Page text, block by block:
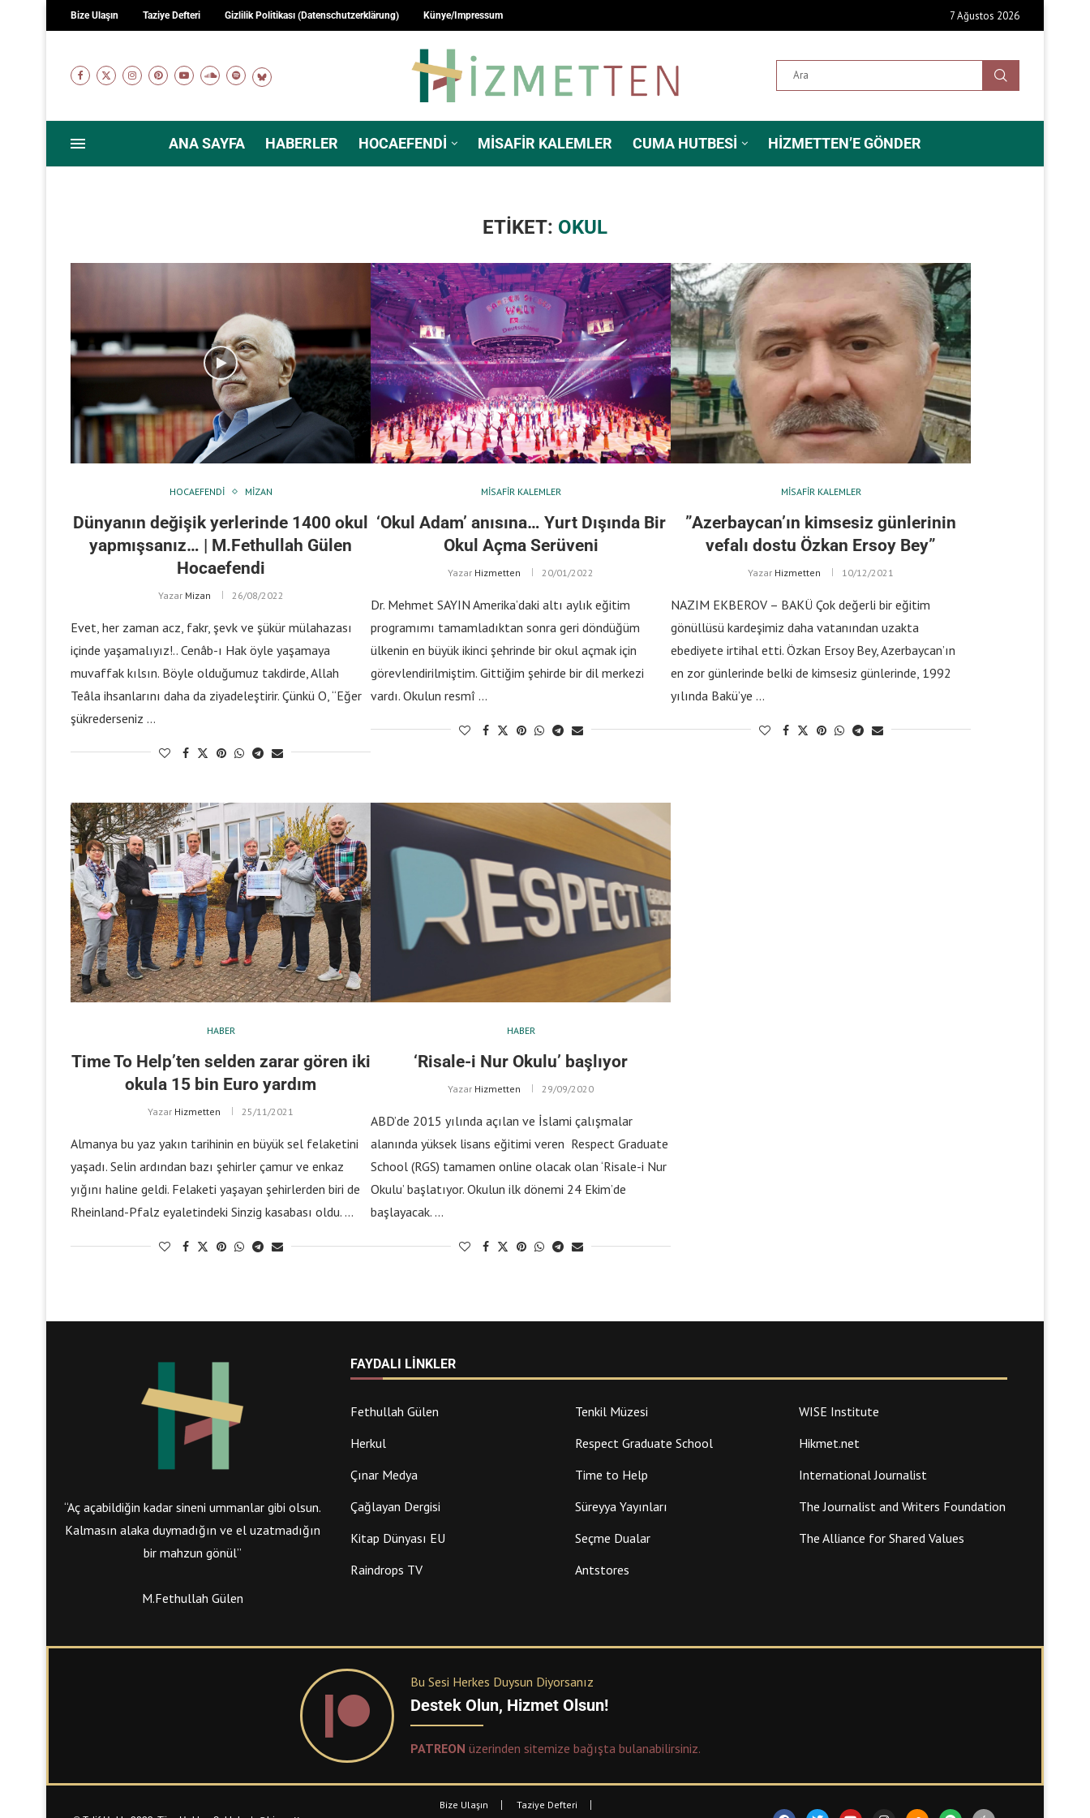
Bize Ulaşın Taziye Defteri Gizlilik Politikası (Datenschutzerklärung) Künye/Impressum 7 Ağustos 2026
ANA SAYFA HABERLER HOCAEFENDI MISAFIR KALEMLER CUMA HUTBESI HIZMETTEN’E GÖNDER
ETIKET: OKUL
HOCAEFENDI MIZAN
Dünyanın değişik yerlerinde 1400 okul
yapmışsanız… | M.Fethullah Gülen
Hocaefendi
Yazar Mizan 26/08/2022
Evet, her zaman acz, fakr, şevk ve şükür mülahazası
içinde yaşamalıyız!.. Cenâb-ı Hak öyle yaşamaya
muvaffak kılsın. Böyle olduğumuz takdirde, Allah
Teâla ihsanlarını daha da ziyadeleştirir. Çünkü O, “Eğer
şükrederseniz …
MISAFIR KALEMLER
‘Okul Adam’ anısına… Yurt Dışında Bir
Okul Açma Serüveni
Yazar Hizmetten 20/01/2022
Dr. Mehmet SAYIN Amerika’daki altı aylık eğitim
programımı tamamladıktan sonra geri döndüğüm
ülkenin en büyük ikinci şehrinde bir okul açmak için
görevlendirilmiştim. Gittiğim şehirde bir dil merkezi
vardı. Okulun resmî …
MISAFIR KALEMLER
”Azerbaycan’ın kimsesiz günlerinin
vefalı dostu Özkan Ersoy Bey”
Yazar Hizmetten 10/12/2021
NAZIM EKBEROV – BAKÜ Çok değerli bir eğitim
gönüllüsü kardeşimiz daha vatanından uzakta
ebediyete irtihal etti. Özkan Ersoy Bey, Azerbaycan’ın
en zor günlerinde belki de kimsesiz günlerinde, 1992
yılında Bakü’ye …
HABER
Time To Help’ten selden zarar gören iki
okula 15 bin Euro yardım
Yazar Hizmetten 25/11/2021
Almanya bu yaz yakın tarihinin en büyük sel felaketini
yaşadı. Selin ardından bazı şehirler çamur ve enkaz
yığını haline geldi. Felaketi yaşayan şehirlerden biri de
Rheinland-Pfalz eyaletindeki Sinzig kasabası oldu. …
HABER
‘Risale-i Nur Okulu’ başlıyor
Yazar Hizmetten 29/09/2020
ABD’de 2015 yılında açılan ve İslami çalışmalar
alanında yüksek lisans eğitimi veren Respect Graduate
School (RGS) tamamen online olacak olan ‘Risale-i Nur
Okulu’ başlatıyor. Okulun ilk dönemi 24 Ekim’de
başlayacak. …
“Aç açabildiğin kadar sineni ummanlar gibi olsun.
Kalmasın alaka duymadığın ve el uzatmadığın
bir mahzun gönül”
M.Fethullah Gülen
FAYDALI LINKLER
Fethullah Gülen Tenkil Müzesi
WISE Institute
Herkul
Respect Graduate School
Hikmet.net
Çınar Medya
Time to Help
International Journalist
Çağlayan Dergisi
Süreyya Yayınları
The Journalist and Writers Foundation
Kitap Dünyası EU
Seçme Dualar
The Alliance for Shared Values
Raindrops TV
Antstores
Bu Sesi Herkes Duysun Diyorsanız
Destek Olun, Hizmet Olsun!
PATREON üzerinden sitemize bağışta bulanabilirsiniz.
Bize Ulaşın Taziye Defteri